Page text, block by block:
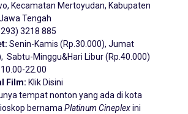
Kecamatan Mertoyudan, Kabupaten
Tengah
3218 885
Senin-Kamis (Rp.30.000), Jumat
Sabtu-Minggu&Hari Libur (Rp.40.000)
10.00-22.00
Film: Klik Disini
tempat nonton yang ada di kota
bernama Platinum Cineplexini